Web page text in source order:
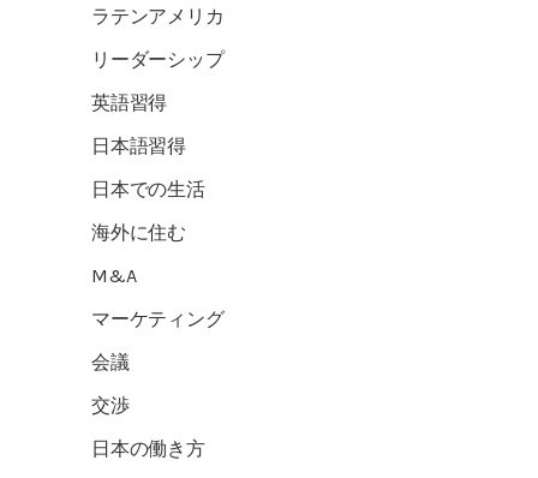
ラテンアメリカ
リーダーシップ
英語習得
日本語習得
日本での生活
海外に住む
M&A
マーケティング
会議
交渉
日本の働き方